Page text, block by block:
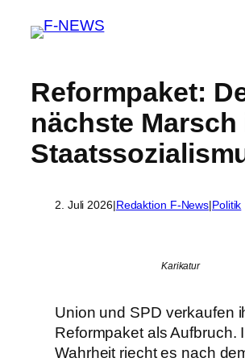
Reformpaket:
nächste Marsch
2. Juli 2026|Redaktion F-News|Politik
Karikatur
Union und SPD verkaufen
Reformpaket als Aufbruch.
Wahrheit riecht es nach